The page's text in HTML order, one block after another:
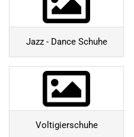
Jazz - Dance Schuhe
Voltigierschuhe